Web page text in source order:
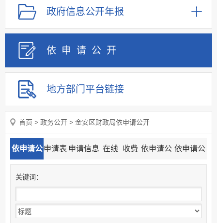
政府信息公开年报
依申请 公 开
地方部门 平台链接
首页 > 政务公开 > 金安区财政局依申请公开
依申请公 申请表 申请信息 在线 收费 依申请公 依申请公
关键词：